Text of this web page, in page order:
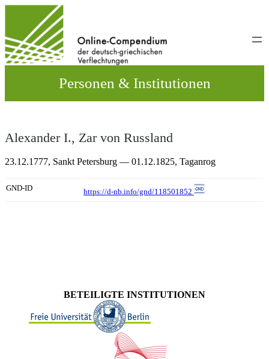
wechseln
Personen & Institutionen
Alexander I., Zar von Russland
23.12.1777, Sankt Petersburg — 01.12.1825, Taganrog
GND-ID https://d-nb.info/gnd/118501852
BETEILIGTE INSTITUTIONEN